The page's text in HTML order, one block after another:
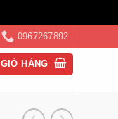
0967267892
GIỎ HÀNG